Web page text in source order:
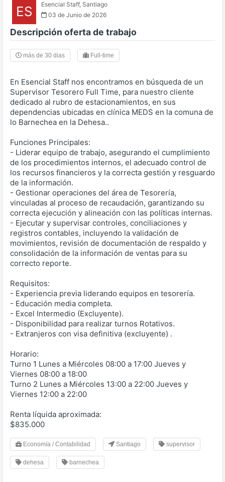
ES Esencial Staff, Santiago
03 de Junio de 2026
Descripción oferta de trabajo
más de 30 dias Full-time
En Esencial Staff nos encontramos en búsqueda de un
Supervisor Tesorero Full Time, para nuestro cliente
dedicado al rubro de estacionamientos, en sus
dependencias ubicadas en clínica MEDS en la comuna de
lo Barnechea en la Dehesa..
Funciones Principales:
- Liderar equipo de trabajo, asegurando el cumplimiento
de los procedimientos internos, el adecuado control de
los recursos financieros y la correcta gestión y resguardo
de la información.
- Gestionar operaciones del área de Tesorería,
vinculadas al proceso de recaudación, garantizando su
correcta ejecución y alineación con las políticas internas.
- Ejecutar y supervisar controles, conciliaciones y
registros contables, incluyendo la validación de
movimientos, revisión de documentación de respaldo y
consolidación de la información de ventas para su
correcto reporte.
Requisitos:
- Experiencia previa liderando equipos en tesorería.
- Educación media completa.
- Excel Intermedio (Excluyente).
- Disponibilidad para realizar turnos Rotativos.
- Extranjeros con visa definitiva (excluyente) .
Horario:
Turno 1 Lunes a Miércoles 08:00 a 17:00 Jueves y
Viernes 08:00 a 18:00
Turno 2 Lunes a Miércoles 13:00 a 22:00 Jueves y
Viernes 12:00 a 22:00
Renta líquida aproximada:
$835.000
Economía / Contabilidad Santiago supervisor
dehesa barnechea